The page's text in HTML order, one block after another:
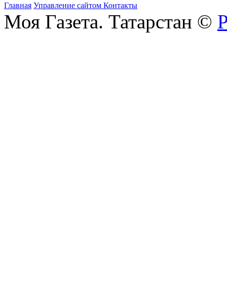
Главная Управление сайтом Контакты
Моя Газета. Татарстан ©